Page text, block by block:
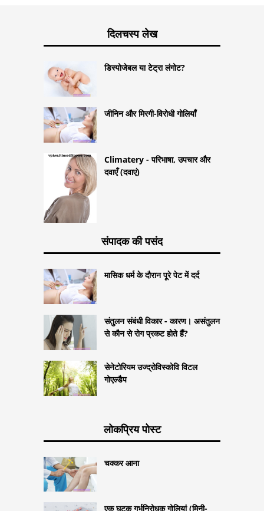
दिलचस्प लेख
डिस्पोजेबल या टेट्रा लंगोट?
जीनिन और मिरगी-विरोधी गोलियाँ
Climatery - परिभाषा, उपचार और
दवाएँ (दवाएं)
संपादक की पसंद
मासिक धर्म के दौरान पूरे पेट में दर्द
संतुलन संबंधी विकार - कारण। असंतुलन
से कौन से रोग प्रकट होते हैं?
सेनेटोरियम उज्द्रोविस्कोवि विटल
गोएल्डैप
लोकप्रिय पोस्ट
चक्कर आना
एक घटक गर्भनिरोधक गोलियां (मिनी-